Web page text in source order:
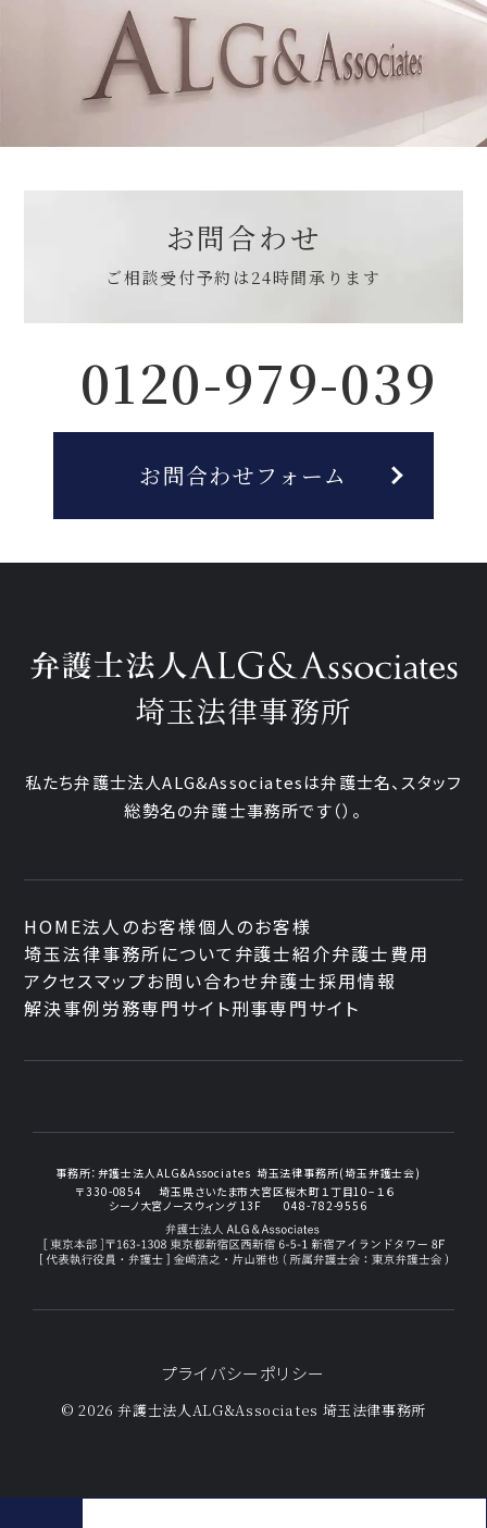
相続登記とは｜手続きの方法と問題になりやすいケース
お問合わせ
ご相談受付予約は24時間承ります
0120-979-039
お問合わせフォーム
埼玉法律事務所
私たち弁護士法人ALG&Associatesは弁護士名、 スタッフ
総勢名の弁護士事務所です（）。
HOME法人のお客様個人のお客様
埼玉法律事務所について 弁護士紹介弁護士費用
アクセスマップお問い合わせ弁護士採用情報
解決事例労務専門サイト刑事専門サイト
事務所： 弁護士法人ALG&Associates 埼玉法律事務所(埼玉弁護士会)
〒330-0854
埼玉県さいたま市大宮区桜木町１丁目10−１６
シーノ大宮ノースウィング 13F
048-782-9556
プライバシーポリシー
© 2026 弁護士法人ALG&Associates 埼玉法律事務所